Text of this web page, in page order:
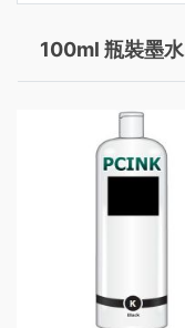
100ml 瓶裝墨水